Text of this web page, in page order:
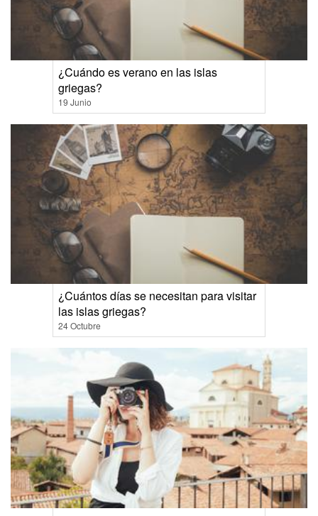
¿Cuándo es verano en las islas
griegas?
19 Junio
¿Cuántos días se necesitan para visitar
las islas griegas?
24 Octubre